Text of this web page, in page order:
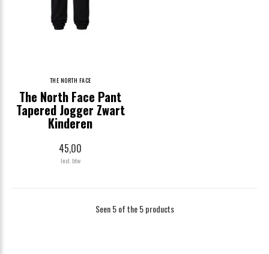
THE NORTH FACE
The North Face Pant
Tapered Jogger Zwart
Kinderen
45,00
Incl. btw
Seen 5 of the 5 products